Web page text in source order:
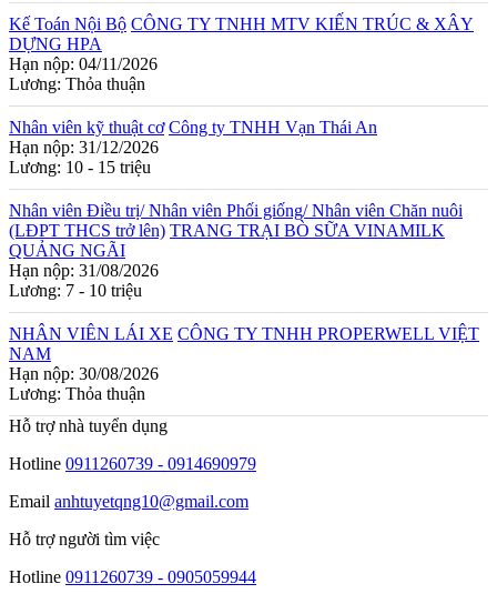
Kế Toán Nội Bộ CÔNG TY TNHH MTV KIẾN TRÚC & XÂY
DỰNG HPA
Hạn nộp: 04/11/2026
Lương: Thỏa thuận
Nhân viên kỹ thuật cơ Công ty TNHH Vạn Thái An
Hạn nộp: 31/12/2026
Lương: 10 - 15 triệu
Nhân viên Điều trị/ Nhân viên Phối giống/ Nhân viên Chăn nuôi
(LĐPT THCS trở lên) TRANG TRẠI BÒ SỮA VINAMILK
QUẢNG NGÃI
Hạn nộp: 31/08/2026
Lương: 7 - 10 triệu
NHÂN VIÊN LÁI XE CÔNG TY TNHH PROPERWELL VIỆT
NAM
Hạn nộp: 30/08/2026
Lương: Thỏa thuận
Hỗ trợ nhà tuyển dụng
Hotline 0911260739 - 0914690979
Email anhtuyetqng10@gmail.com
Hỗ trợ người tìm việc
Hotline 0911260739 - 0905059944